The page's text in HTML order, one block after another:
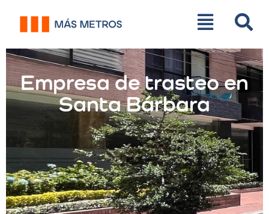
Empresa de trasteo en
Santa Bárbara